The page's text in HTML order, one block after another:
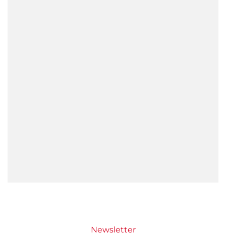
Newsletter